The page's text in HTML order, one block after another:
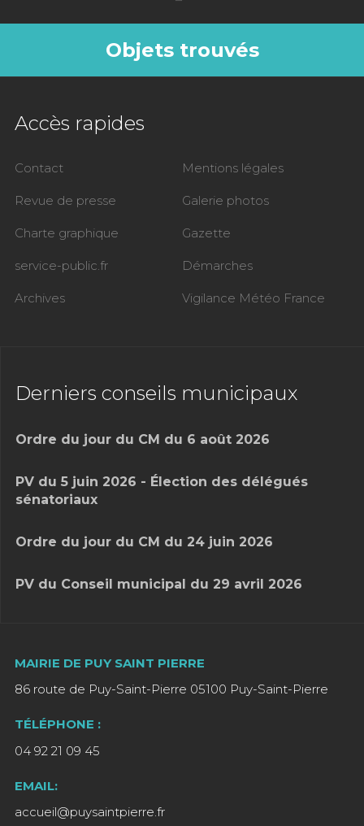
Objets trouvés
Accès rapides
Contact Mentions légales
Revue de presse Galerie photos
Charte graphique Gazette
service-public.fr Démarches
Archives Vigilance Météo France
Derniers conseils municipaux
Ordre du jour du CM du 6 août 2026
PV du 5 juin 2026 - Élection des délégués
sénatoriaux
Ordre du jour du CM du 24 juin 2026
PV du Conseil municipal du 29 avril 2026
MAIRIE DE PUY SAINT PIERRE
86 route de Puy-Saint-Pierre 05100 Puy-Saint-Pierre
TÉLÉPHONE :
04 92 21 09 45
EMAIL:
accueil@puysaintpierre.fr